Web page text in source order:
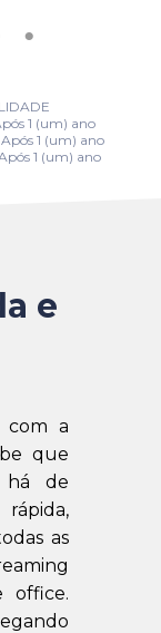
1 (um) ano
1 (um) ano
1 (um) ano
e
com a
que
há de
as
office.